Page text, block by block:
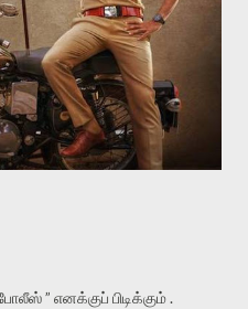
ஆனால் எம் . ஜி . ஆர் சொல்வதில்
என்னுடைய ...
” எனக்குப் பிடிக்கும் .